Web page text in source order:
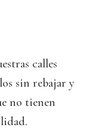
calles
sin rebajar y
no tienen